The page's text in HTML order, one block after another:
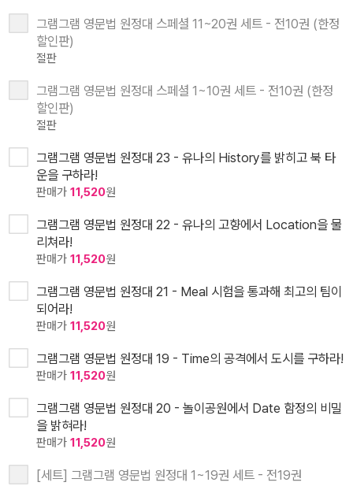
그램그램 영문법 원정대 스페셜 11~20권 세트 - 전10권 (한정
할인판)
절판
그램그램 영문법 원정대 스페셜 1~10권 세트 - 전10권 (한정
할인판)
절판
그램그램 영문법 원정대 23 - 유나의 History를 밝히고 북 타
운을 구하라!
판매가 11,520원
그램그램 영문법 원정대 22 - 유나의 고향에서 Location을 물
리쳐라!
판매가 11,520원
그램그램 영문법 원정대 21 - Meal 시험을 통과해 최고의 팀이
되어라!
판매가 11,520원
그램그램 영문법 원정대 19 - Time의 공격에서 도시를 구하라!
판매가 11,520원
그램그램 영문법 원정대 20 - 놀이공원에서 Date 함정의 비밀
을 밝혀라!
판매가 11,520원
[세트] 그램그램 영문법 원정대 1~19권 세트 - 전19권